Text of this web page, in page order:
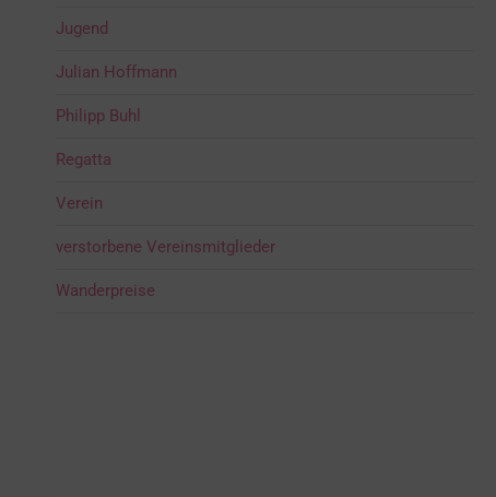
Jugend
Julian Hoffmann
Philipp Buhl
Regatta
Verein
verstorbene Vereinsmitglieder
Wanderpreise